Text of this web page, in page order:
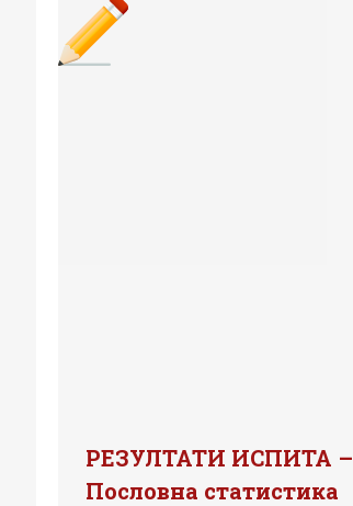
РЕЗУЛТАТИ ИСПИТА –
Пословна статистика